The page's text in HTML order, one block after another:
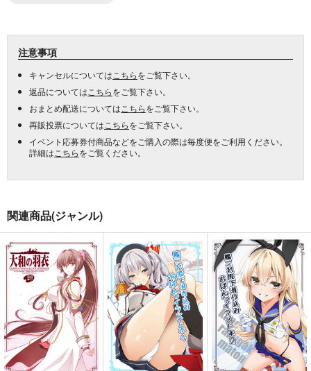
注意事項
キャンセルについては こちらをご覧下さい。
返品については こちらをご覧下さい。
おまとめ配送については こちらをご覧下さい。
再販投票については こちらをご覧下さい。
イベント応募券付商品などをご購入の際は毎度便をご利用ください。
詳細は こちらをご覧ください。
関連商品(ジャンル)